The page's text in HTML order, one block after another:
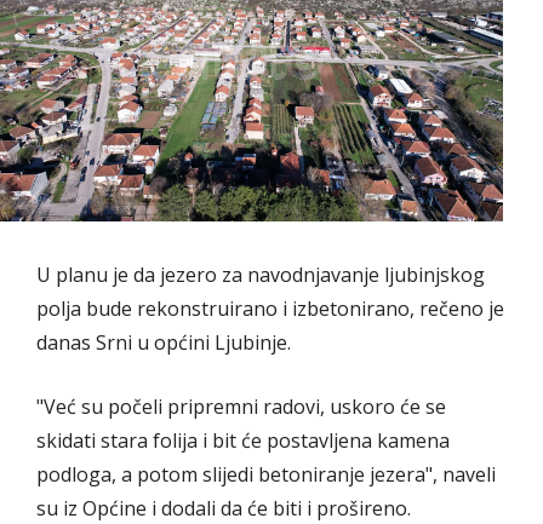
U planu je da jezero za navodnjavanje ljubinjskog
polja bude rekonstruirano i izbetonirano, rečeno je
danas Srni u općini Ljubinje.
"Već su počeli pripremni radovi, uskoro će se
skidati stara folija i bit će postavljena kamena
podloga, a potom slijedi betoniranje jezera", naveli
su iz Općine i dodali da će biti i prošireno.